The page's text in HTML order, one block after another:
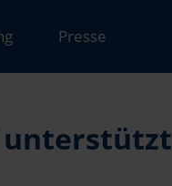
Presse
unterstützt